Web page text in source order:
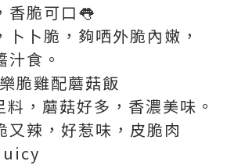
香脆可口👅
卜卜脆，夠哂外脆內嫩，
食。
脆雞配蘑菇飯
料，蘑菇好多，香濃美味。
又辣，好惹味，皮脆肉